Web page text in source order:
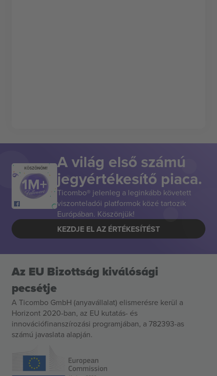
KÖSZÖNÖM! A világ első számú
jegyértékesítő piaca.
Ticombo® jelenleg a leginkább követett
viszonteladói platformok közé tartozik
Európában. Köszönjük!
KEZDJE EL AZ ÉRTÉKESÍTÉST
Az EU Bizottság kiválósági
pecsétje
A Ticombo GmbH (anyavállalat) elismerésre kerül a
Horizont 2020-ban, az EU kutatás- és
innovációfinanszírozási programjában, a 782393-as
számú javaslata alapján.